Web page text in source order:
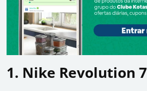
1. Nike Revolution 7